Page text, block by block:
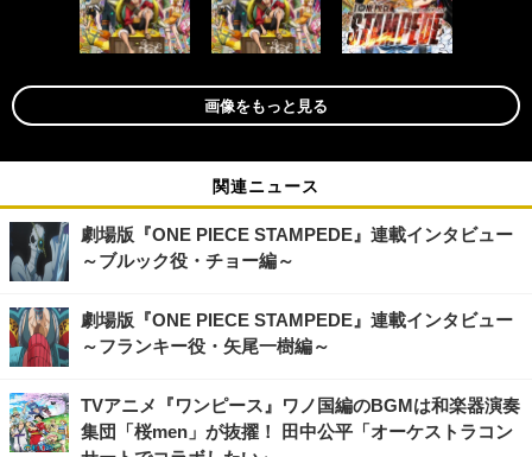
画像をもっと見る
関連ニュース
劇場版『ONE PIECE STAMPEDE』連載インタビュー
～ブルック役・チョー編～
劇場版『ONE PIECE STAMPEDE』連載インタビュー
～フランキー役・矢尾一樹編～
TVアニメ『ワンピース』ワノ国編のBGMは和楽器演奏
集団「桜men」が抜擢！ 田中公平「オーケストラコン